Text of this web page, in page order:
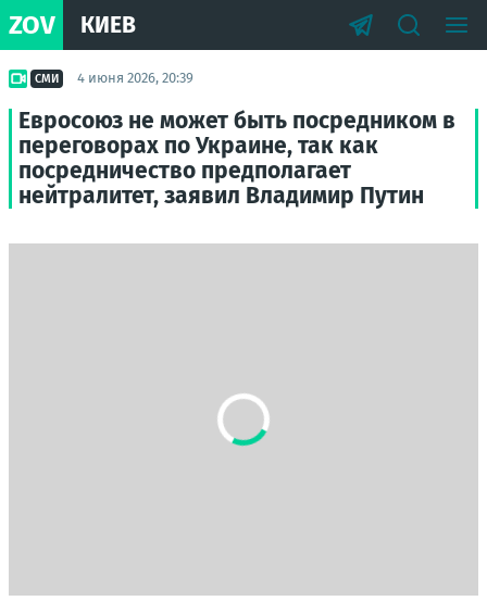
ZOV КИЕВ
СМИ 4 июня 2026, 20:39
Евросоюз не может быть посредником в
переговорах по Украине, так как
посредничество предполагает
нейтралитет, заявил Владимир Путин